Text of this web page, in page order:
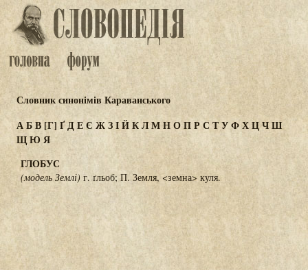
Словник синонімів Караванського
АБВ[Г] ҐДЕЄ ЖЗІЙКЛМНОПР С ТУФХЦЧШ
ЩЮ Я
ГЛОБУС
(модель Землі) г. ґльоб; П. Земля, <земна> куля.